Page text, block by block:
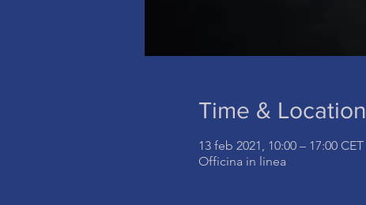
Time & Location
13 feb 2021, 10:00 – 17:00 CET
Officina in linea